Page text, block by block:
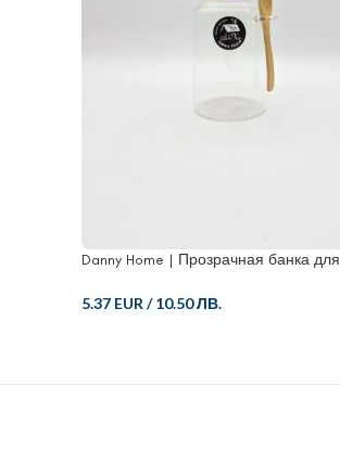
Danny Home | Прозрачная банка для
пробкой
5.37 EUR /10.50 ЛВ.